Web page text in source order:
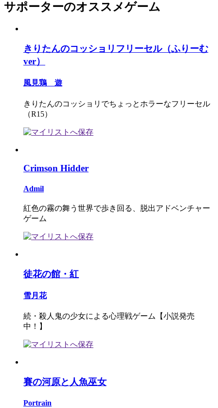
サポーターのオススメゲーム
きりたんのコッショリフリーセル（ふりーむ
ver）
風見鶏 遊
きりたんのコッショリでちょっとホラーなフリーセル
（R15）
Crimson Hidder
Admil
紅色の霧の舞う世界で歩き回る、脱出アドベンチャー
ゲーム
徒花の館・紅
雪月花
続・殺人鬼の少女による心理戦ゲーム【小説発売
中！】
賽の河原と人魚巫女
Portrain